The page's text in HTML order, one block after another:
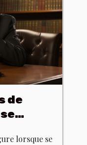
de
lorsque se